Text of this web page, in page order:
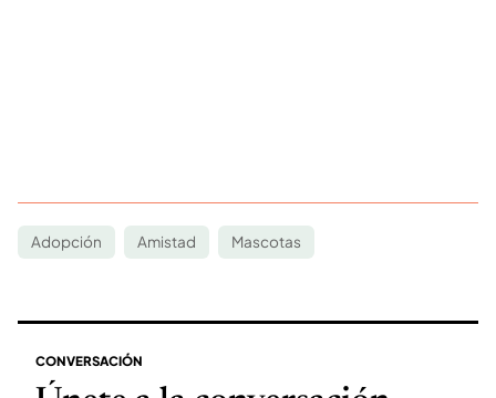
Adopción Amistad Mascotas
CONVERSACIÓN